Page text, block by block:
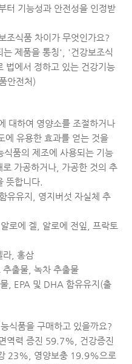
터 기능성과 안전성을 인정받
조식품 차이가 무엇인가요?
는 제품을 통칭', '건강보조식
법에서 정하고 있는 건강기능
안전처)
대하여 영양소를 조절하거나
에 유용한 효과를 얻는 것을
품의 제조에 사용되는 기능
가공하거나, 가공한 것의 추
뜻합니다.
유유지, 영지버섯 자실체 추
로에 겔, 알로에 전잎, 프락토
라, 홍삼
출물, 녹차 추출물
, EPA 및 DHA 함유유지(출
식품을 구매하고 있을까요?
역력 증진 59.7%, 건강증진
23%, 영양보충 19.9%으로